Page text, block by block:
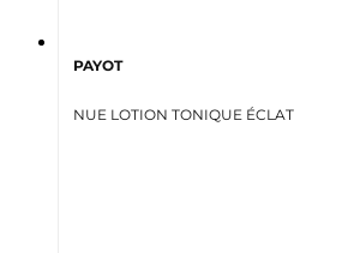
PAYOT
NUE LOTION TONIQUE ÉCLAT